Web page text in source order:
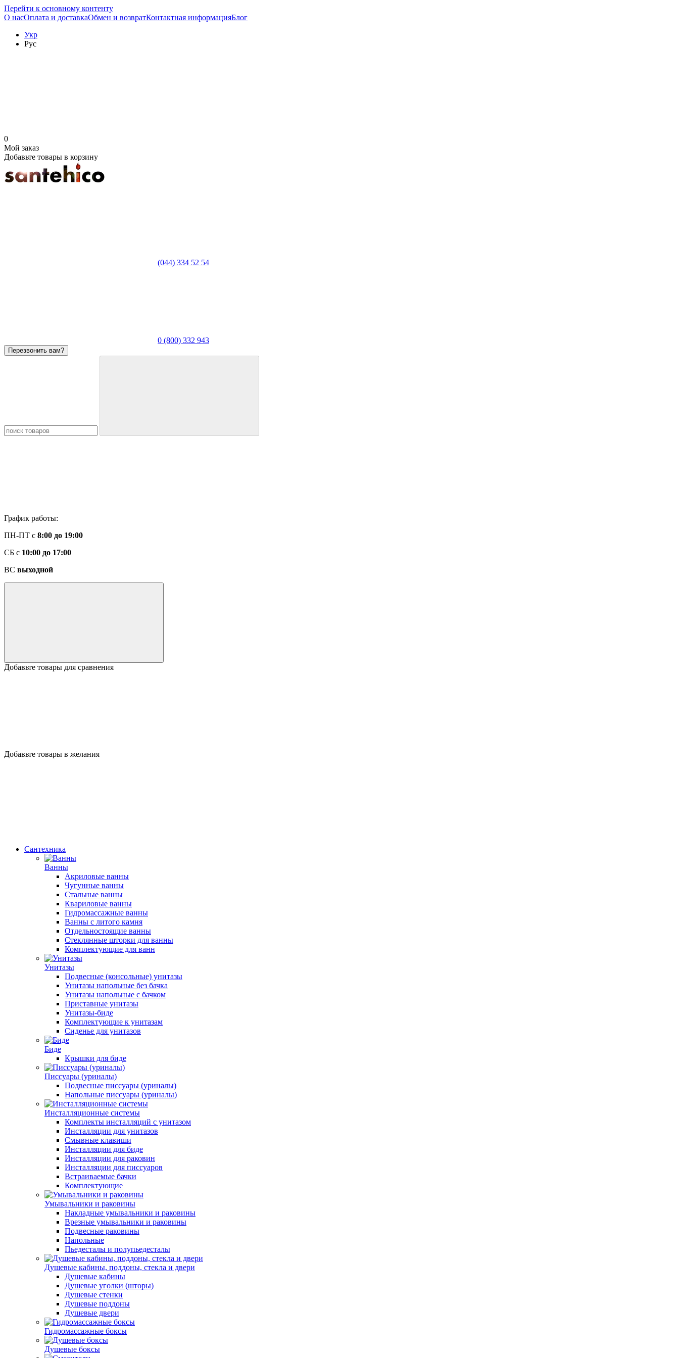
Перейти к основному контенту
О насОплата и доставкаОбмен и возвратКонтактная информацияБлог
Укр
Рус
0
Мой заказ
Добавьте товары в корзину
(044) 334 52 54
0 (800) 332 943
Перезвонить вам?
График работы:
ПН-ПТ с 8:00 до 19:00
СБ с 10:00 до 17:00
ВС выходной
Добавьте товары для сравнения
Добавьте товары в желания
Сантехника
Ванны
Акриловые ванны
Чугунные ванны
Стальные ванны
Квариловые ванны
Гидромассажные ванны
Ванны с литого камня
Отдельностоящие ванны
Стеклянные шторки для ванны
Комплектующие для ванн
Унитазы
Подвесные (консольные) унитазы
Унитазы напольные без бачка
Унитазы напольные с бачком
Приставные унитазы
Унитазы-биде
Комплектующие к унитазам
Сиденье для унитазов
Биде
Крышки для биде
Писсуары (уриналы)
Подвесные писсуары (уриналы)
Напольные писсуары (уриналы)
Инсталляционные системы
Комплекты инсталляций с унитазом
Инсталляции для унитазов
Смывные клавиши
Инсталляции для биде
Инсталляции для раковин
Инсталляции для писсуаров
Встраиваемые бачки
Комплектующие
Умывальники и раковины
Накладные умывальники и раковины
Врезные умывальники и раковины
Подвесные раковины
Напольные
Пьедесталы и полупьедесталы
Душевые кабины, поддоны, стекла и двери
Душевые кабины
Душевые уголки (шторы)
Душевые стенки
Душевые поддоны
Душевые двери
Гидромассажные боксы
Душевые боксы